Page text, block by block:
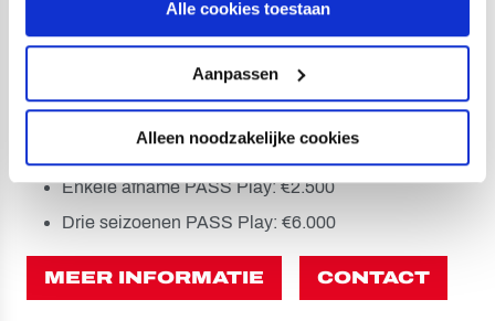
Alle cookies toestaan
Aanpassen
Alleen noodzakelijke cookies
Data: in overleg met uw club
2 avonden van 3 uur inclusief pauze
6 contacturen en 9 uur zelfstudie
Inclusief lesmaterialen en starterspakket
Enkele afname PASS Play: €2.500
Drie seizoenen PASS Play: €6.000
MEER INFORMATIE​ CONTACT